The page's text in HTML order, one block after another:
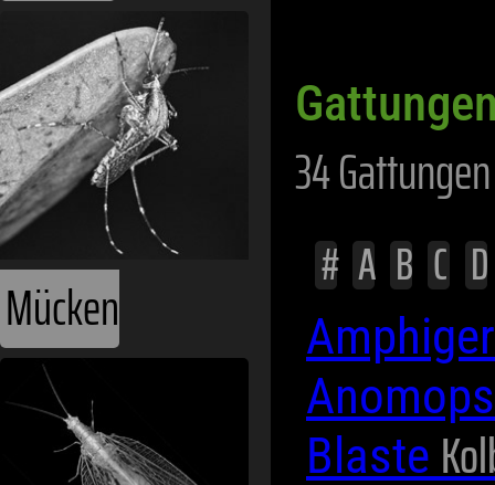
Mücken
34
# A B C D
Blaste